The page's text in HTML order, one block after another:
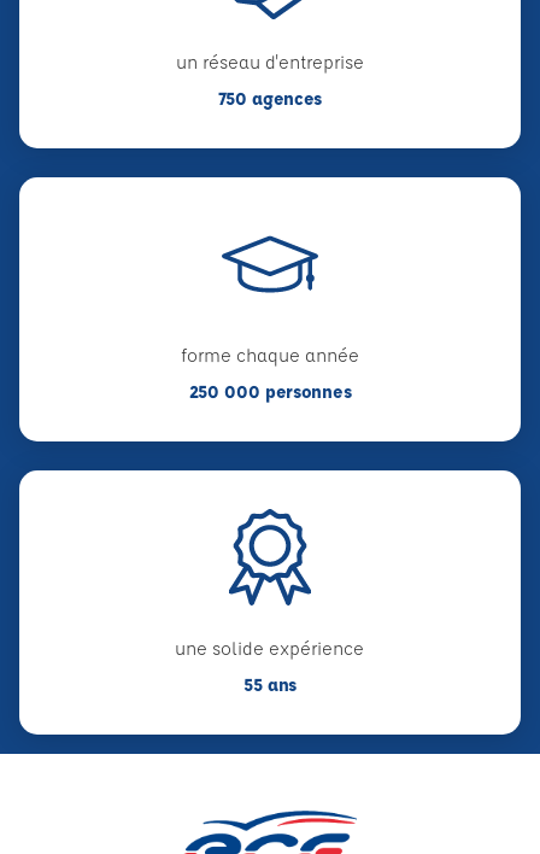
un réseau d'entreprise
750 agences
forme chaque année
250 000 personnes
une solide expérience
55 ans